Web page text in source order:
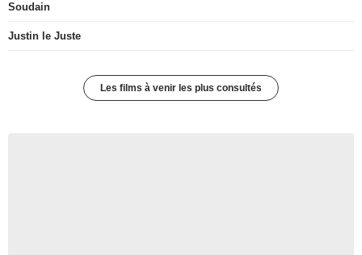
Soudain
Justin le Juste
Les films à venir les plus consultés